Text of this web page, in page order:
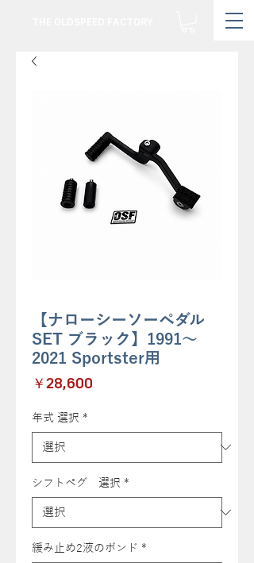
【ナローシーソーペダル
SET ブラック】1991〜
2021 Sportster用
￥28,600
年式 選択 *
シフトペグ 選択 *
緩み止め2液のボンド *